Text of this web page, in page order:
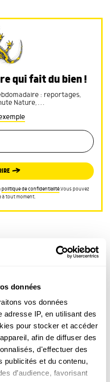
données
vos données
adresse IP, en utilisant des
pour stocker et accéder
afin de diffuser des
d'effectuer des
publicités et du contenu,
d’audience, favorisant
qui fait du bien !
: reportages,
Nature, …
politique de confidentialité.Vous pouvez
à tout moment.
vous